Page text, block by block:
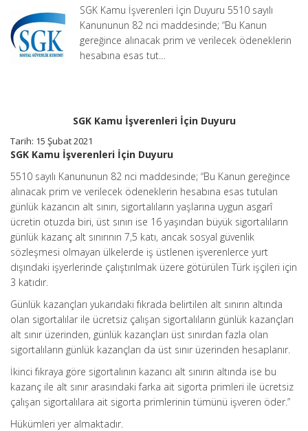
SGK Kamu İşverenleri İçin Duyuru 5510 sayılı
Kanununun 82 nci maddesinde; “Bu Kanun
gereğince alınacak prim ve verilecek ödeneklerin
hesabına esas tut…
SGK Kamu İşverenleri İçin Duyuru
Tarih: 15 Şubat 2021
SGK Kamu İşverenleri İçin Duyuru
5510 sayılı Kanununun 82 nci maddesinde; “Bu Kanun gereğince
alınacak prim ve verilecek ödeneklerin hesabına esas tutulan
günlük kazancın alt sınırı, sigortalıların yaşlarına uygun asgarî
ücretin otuzda biri, üst sınırı ise 16 yaşından büyük sigortalıların
günlük kazanç alt sınırının 7,5 katı, ancak sosyal güvenlik
sözleşmesi olmayan ülkelerde iş üstlenen işverenlerce yurt
dışındaki işyerlerinde çalıştırılmak üzere götürülen Türk işçileri için
3 katıdır.
Günlük kazançları yukarıdaki fıkrada belirtilen alt sınırın altında
olan sigortalılar ile ücretsiz çalışan sigortalıların günlük kazançları
alt sınır üzerinden, günlük kazançları üst sınırdan fazla olan
sigortalıların günlük kazançları da üst sınır üzerinden hesaplanır.
İkinci fıkraya göre sigortalının kazancı alt sınırın altında ise bu
kazanç ile alt sınır arasındaki farka ait sigorta primleri ile ücretsiz
çalışan sigortalılara ait sigorta primlerinin tümünü işveren öder.”
Hükümleri yer almaktadır.